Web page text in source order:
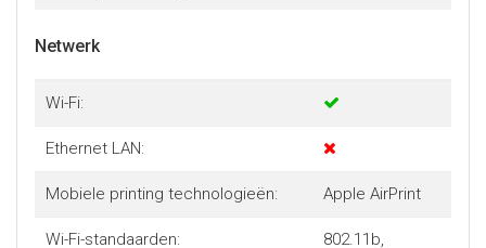
Netwerk
Wi-Fi:
Ethernet LAN:
Mobiele printing technologieën: Apple AirPrint
Wi-Fi-standaarden:
802.11b,